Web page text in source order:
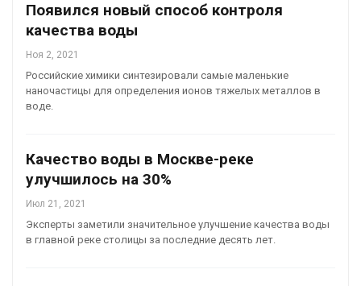
Появился новый способ контроля
качества воды
Ноя 2, 2021
Российские химики синтезировали самые маленькие
наночастицы для определения ионов тяжелых металлов в
воде.
Качество воды в Москве-реке
улучшилось на 30%
Июл 21, 2021
Эксперты заметили значительное улучшение качества воды
в главной реке столицы за последние десять лет.